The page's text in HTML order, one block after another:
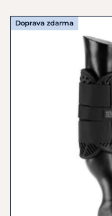
Doprava zdarma